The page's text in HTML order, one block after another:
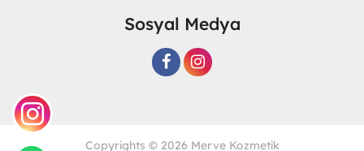
Sosyal Medya
Copyrights © 2026 Merve Kozmetik